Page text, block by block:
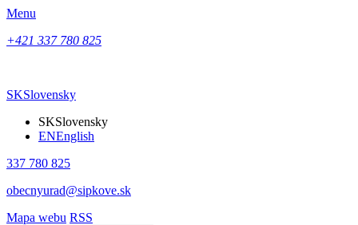
Menu
+421 337 780 825
SKSlovensky
SKSlovensky
ENEnglish
337 780 825
obecnyurad@sipkove.sk
Mapa webu RSS